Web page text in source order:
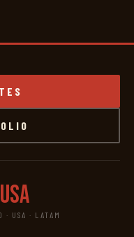
· USA · LATAM